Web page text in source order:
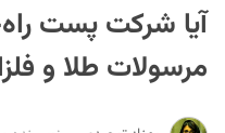
آیا شرکت پست
مرسولات طلا و